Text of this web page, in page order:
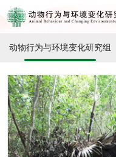
动物行为与环境变化研究组